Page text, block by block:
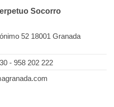
Socorro
52 18001 Granada
- 958 202 222